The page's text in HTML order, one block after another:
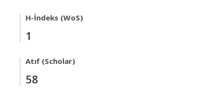
H-İndeks (WoS)
1
Atıf (Scholar)
58